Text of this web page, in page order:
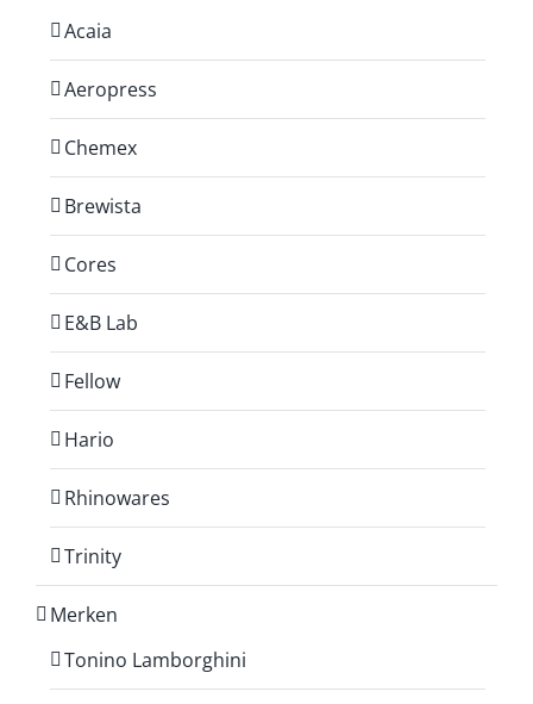
Acaia
Aeropress
Chemex
Brewista
Cores
E&B Lab
Fellow
Hario
Rhinowares
Trinity
Merken
Tonino Lamborghini